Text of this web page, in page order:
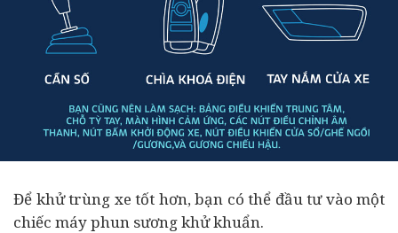
Để khử trùng xe tốt hơn, bạn có thể đầu tưvào một
chiếc máy phun sương khử khuẩn.